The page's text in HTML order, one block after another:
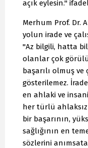
açık eylesin."
Merhum Prof. Dr.
yolun irade ve
"Az bilgili, hatta
olanlar çok
başarılı olmuş
gösterilemez.
en ahlaki ve
her türlü
bir başarının,
sağlığının en
sözlerini